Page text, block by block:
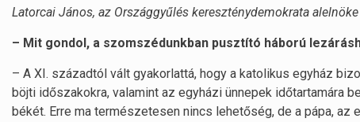
Latorcai János, az Országgyűlés kereszténydemokrata alelnöke
– Mit gondol, a szomszédunkban pusztító háború
– A XI. századtól vált gyakorlattá, hogy a katolikus egyház
böjti időszakokra, valamint az egyházi ünnepek
békét. Erre ma természetesen nincs lehetőség, de a pápa,